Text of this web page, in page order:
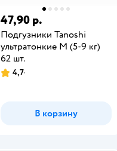
47,90 р.
Подгузники Tanoshi
ультратонкие M (5-9 кг)
62 шт.
4,7
В корзину